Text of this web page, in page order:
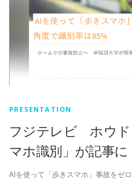
PRESENTATION
フジテレビ ホウ
マホ識別」が記事に
AIを使って「歩きスマホ」事故をゼ